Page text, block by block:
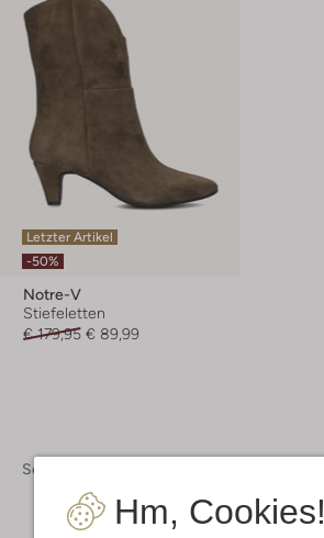
Hm, Cookies!
Letzter Artikel
-50%
Notre-V
Stiefeletten
€ 179,95 € 89,99
Schuhe